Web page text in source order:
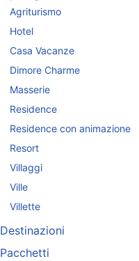
Agriturismo
Hotel
Casa Vacanze
Dimore Charme
Masserie
Residence
Residence con animazione
Resort
Villaggi
Ville
Villette
Destinazioni
Pacchetti